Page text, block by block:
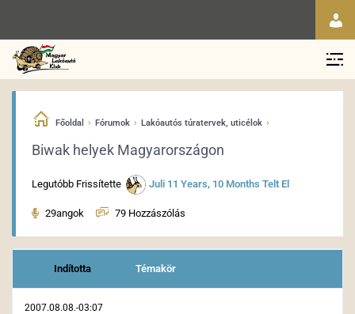
Főoldal › Fórumok › Lakóautós túratervek, uticélok ›
Biwak helyek Magyarországon
Legutóbb Frissítette Juli 11 Years, 10 Months Telt El
29angok 79 Hozzászólás
Indította Témakör
2007.08.08.-03:07